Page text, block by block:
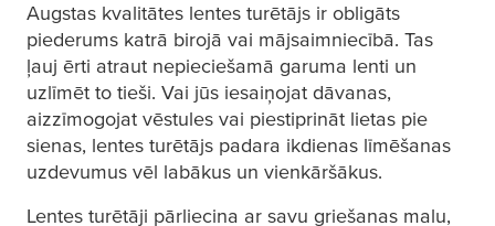
Augstas kvalitātes lentes turētājs ir obligāts
piederums katrā birojā vai mājsaimniecībā. Tas
ļauj ērti atraut nepieciešamā garuma lenti un
uzlīmēt to tieši. Vai jūs iesaiņojat dāvanas,
aizzīmogojat vēstules vai piestiprināt lietas pie
sienas, lentes turētājs padara ikdienas līmēšanas
uzdevumus vēl labākus un vienkāršākus.
Lentes turētāji pārliecina ar savu griešanas malu,